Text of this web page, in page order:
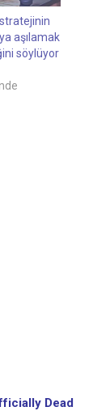
aşılamak
söylüyor
Dead